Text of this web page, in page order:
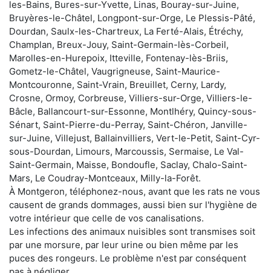
les-Bains, Bures-sur-Yvette, Linas, Bouray-sur-Juine,
Bruyères-le-Châtel, Longpont-sur-Orge, Le Plessis-Pâté,
Dourdan, Saulx-les-Chartreux, La Ferté-Alais, Étréchy,
Champlan, Breux-Jouy, Saint-Germain-lès-Corbeil,
Marolles-en-Hurepoix, Itteville, Fontenay-lès-Briis,
Gometz-le-Châtel, Vaugrigneuse, Saint-Maurice-
Montcouronne, Saint-Vrain, Breuillet, Cerny, Lardy,
Crosne, Ormoy, Corbreuse, Villiers-sur-Orge, Villiers-le-
Bâcle, Ballancourt-sur-Essonne, Montlhéry, Quincy-sous-
Sénart, Saint-Pierre-du-Perray, Saint-Chéron, Janville-
sur-Juine, Villejust, Ballainvilliers, Vert-le-Petit, Saint-Cyr-
sous-Dourdan, Limours, Marcoussis, Sermaise, Le Val-
Saint-Germain, Maisse, Bondoufle, Saclay, Chalo-Saint-
Mars, Le Coudray-Montceaux, Milly-la-Forêt.
À Montgeron, téléphonez-nous, avant que les rats ne vous
causent de grands dommages, aussi bien sur l'hygiène de
votre intérieur que celle de vos canalisations.
Les infections des animaux nuisibles sont transmises soit
par une morsure, par leur urine ou bien même par les
puces des rongeurs. Le problème n'est par conséquent